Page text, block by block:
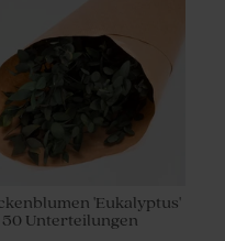
'Eukalyptus'
50 Unterteilungen